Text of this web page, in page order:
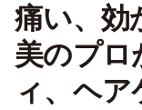
痛い、効
美のプロ
ィ、ヘ